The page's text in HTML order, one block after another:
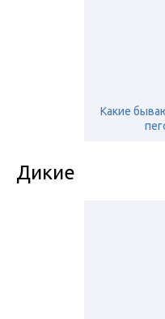
Какие
Дикие